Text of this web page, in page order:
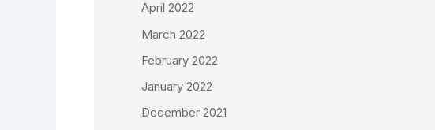
April 2022
March 2022
February 2022
January 2022
December 2021